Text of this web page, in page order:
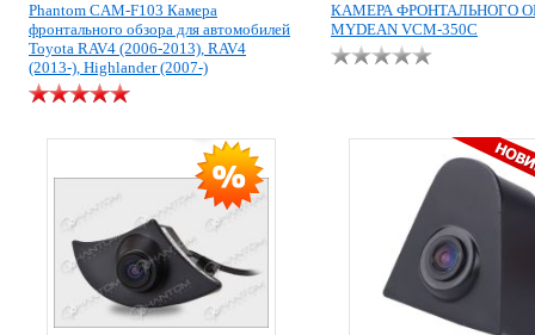
Phantom CAM-F103 Камера
фронтального обзора для автомобилей
Toyota RAV4 (2006-2013), RAV4
(2013-), Highlander (2007-)
КАМЕРА ФРОНТАЛЬНОГО
MYDEAN VCM-350С